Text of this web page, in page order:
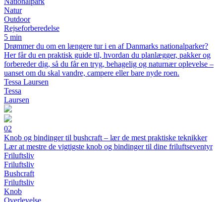
Natur
Outdoor
Rejseforberedelse
5 min
Drømmer du om en længere tur i en af Danmarks nationalparker?
Her får du en praktisk guide til, hvordan du planlægger, pakker og
forbereder dig, så du får en tryg, behagelig og naturnær oplevelse –
uanset om du skal vandre, campere eller bare nyde roen.
Tessa Laursen
Tessa
Laursen
02
Knob og bindinger til bushcraft – lær de mest praktiske teknikker
Lær at mestre de vigtigste knob og bindinger til dine friluftseventyr
Friluftsliv
Friluftsliv
Bushcraft
Friluftsliv
Knob
Overlevelse